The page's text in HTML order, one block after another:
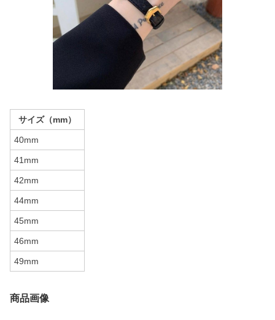
サイズ（mm）
40mm
41mm
42mm
44mm
45mm
46mm
49mm
商品画像